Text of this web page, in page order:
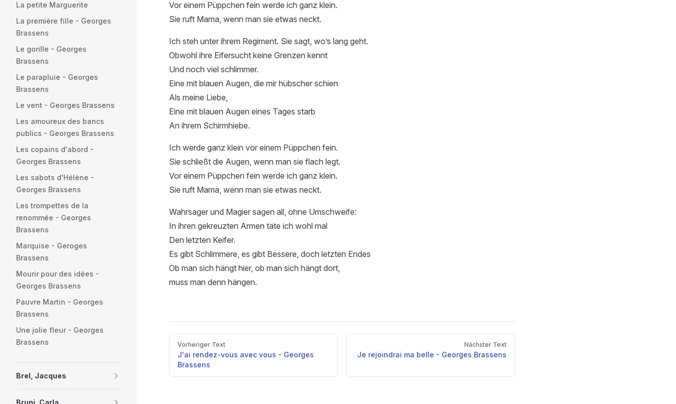
La petite Marguerite
La première fille - Georges
Brassens
Le gorille - Georges
Brassens
Le parapluie - Georges
Brassens
Le vent - Georges Brassens
Les amoureux des bancs
publics - Georges Brassens
Les copains d'abord -
Georges Brassens
Les sabots d'Hélène -
Georges Brassens
Les trompettes de la
renommée - Georges
Brassens
Marquise - Geroges
Brassens
Mourir pour des idées -
Georges Brassens
Pauvre Martin - Georges
Brassens
Une jolie fleur - Georges
Brassens
Brel, Jacques
Bruni, Carla
Vor einem Püppchen fein werde ich ganz klein.
Sie ruft Mama, wenn man sie etwas neckt.
Ich steh unter ihrem Regiment. Sie sagt, wo’s lang geht.
Obwohl ihre Eifersucht keine Grenzen kennt
Und noch viel schlimmer.
Eine mit blauen Augen, die mir hübscher schien
Als meine Liebe,
Eine mit blauen Augen eines Tages starb
An ihrem Schirmhiebe.
Ich werde ganz klein vor einem Püppchen fein.
Sie schließt die Augen, wenn man sie flach legt.
Vor einem Püppchen fein werde ich ganz klein.
Sie ruft Mama, wenn man sie etwas neckt.
Wahrsager und Magier sagen all, ohne Umschweife:
In ihren gekreuzten Armen täte ich wohl mal
Den letzten Keifer.
Es gibt Schlimmere, es gibt Bessere, doch letzten Endes
Ob man sich hängt hier, ob man sich hängt dort,
muss man denn hängen.
PagerVorheriger Text
J'ai rendez-vous avec vous - Georges
Brassens
Nächster Text
Je rejoindrai ma belle - Georges Brassens